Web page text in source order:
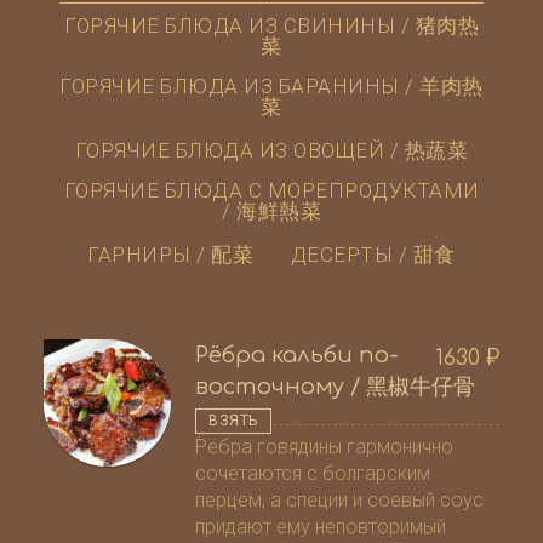
ГОРЯЧИЕ БЛЮДА ИЗ СВИНИНЫ / 猪肉热
菜
ГОРЯЧИЕ БЛЮДА ИЗ БАРАНИНЫ / 羊肉热
菜
ГОРЯЧИЕ БЛЮДА ИЗ ОВОЩЕЙ / 热蔬菜
ГОРЯЧИЕ БЛЮДА С МОРЕПРОДУКТАМИ
/ 海鮮熱菜
ГАРНИРЫ / 配菜
ДЕСЕРТЫ / 甜食
1630 ₽
Рёбра кальби по-
восточному / 黑椒牛仔骨
ВЗЯТЬ
Рёбра говядины гармонично
сочетаются с болгарским
перцем, а специи и соевый соус
придают ему неповторимый